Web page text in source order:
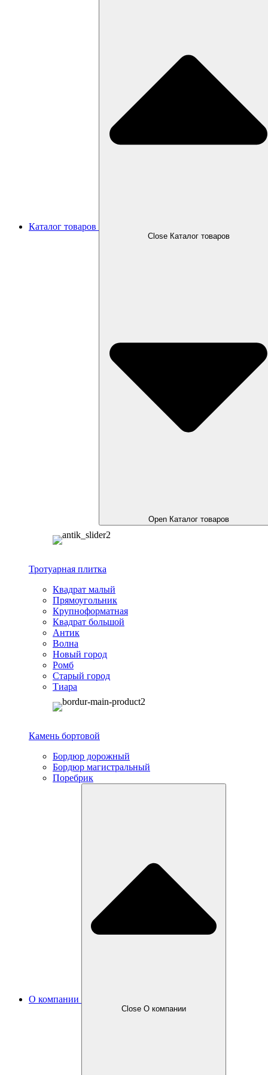
Каталог товаров
Close Каталог товаров
Open Каталог товаров
Тротуарная плитка
Квадрат малый
Прямоугольник
Крупноформатная
Квадрат большой
Антик
Волна
Новый город
Ромб
Старый город
Тиара
Камень бортовой
Бордюр дорожный
Бордюр магистральный
Поребрик
О компании
Close О компании